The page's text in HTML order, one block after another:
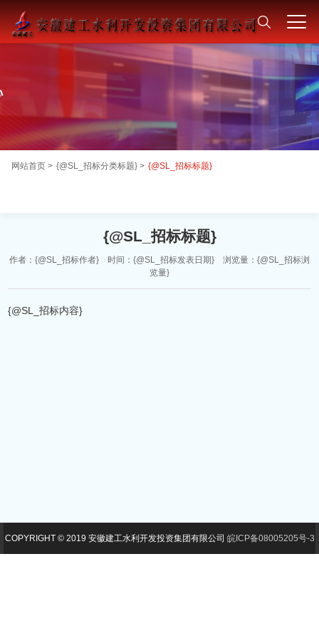
网站首页 > {@SL_招标分类标题} > {@SL_招标标题}
{@SL_招标标题}
作者：{@SL_招标作者} 时间：{@SL_招标发表日期} 浏览量：{@SL_招标浏
览量}
{@SL_招标内容}
COPYRIGHT © 2019 安徽建工水利开发投资集团有限公司 皖ICP备08005205号-3